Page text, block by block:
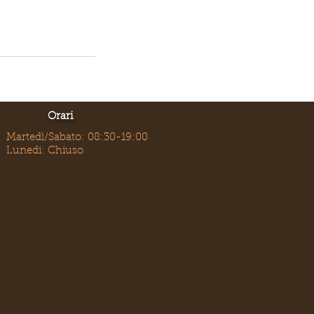
Martedì/Sabato: 08:30-19:00
Lunedi: Chiuso
Orari